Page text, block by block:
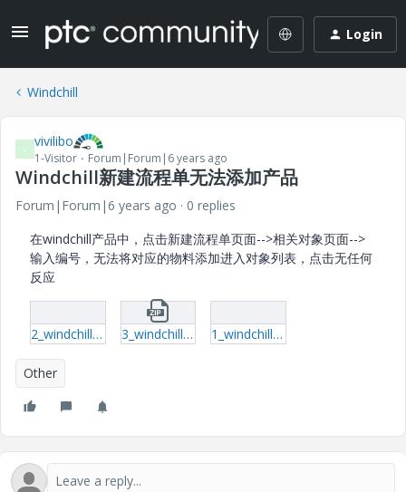
Login
Windchill
V vivilibo
1-Visitor Forum|Forum|6 years ago
Windchill新建流程单无法添加产品
Forum|Forum|6 years ago
0 replies
在windchill产品中，点击新建流程单页面-->相关对象页面-->
输入编号，无法将对应的物料添加进入对象列表，点击无任何
反应
2_windchill无法添加.mp4 3_windchill无法添加-mp4.zip 1_windchill无法添加.mp4
Other